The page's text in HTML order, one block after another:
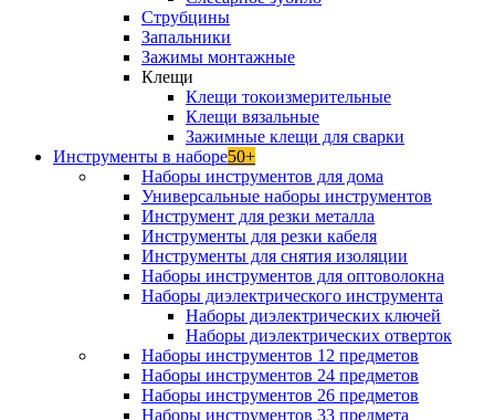
Струбцины
Запальники
Зажимы монтажные
Клещи
Клещи токоизмерительные
Клещи вязальные
Зажимные клещи для сварки
Инструменты в наборе50+
Наборы инструментов для дома
Универсальные наборы инструментов
Инструмент для резки металла
Инструменты для резки кабеля
Инструменты для снятия изоляции
Наборы инструментов для оптоволокна
Наборы диэлектрического инструмента
Наборы диэлектрических ключей
Наборы диэлектрических отверток
Наборы инструментов 12 предметов
Наборы инструментов 24 предметов
Наборы инструментов 26 предметов
Наборы инструментов 33 предмета